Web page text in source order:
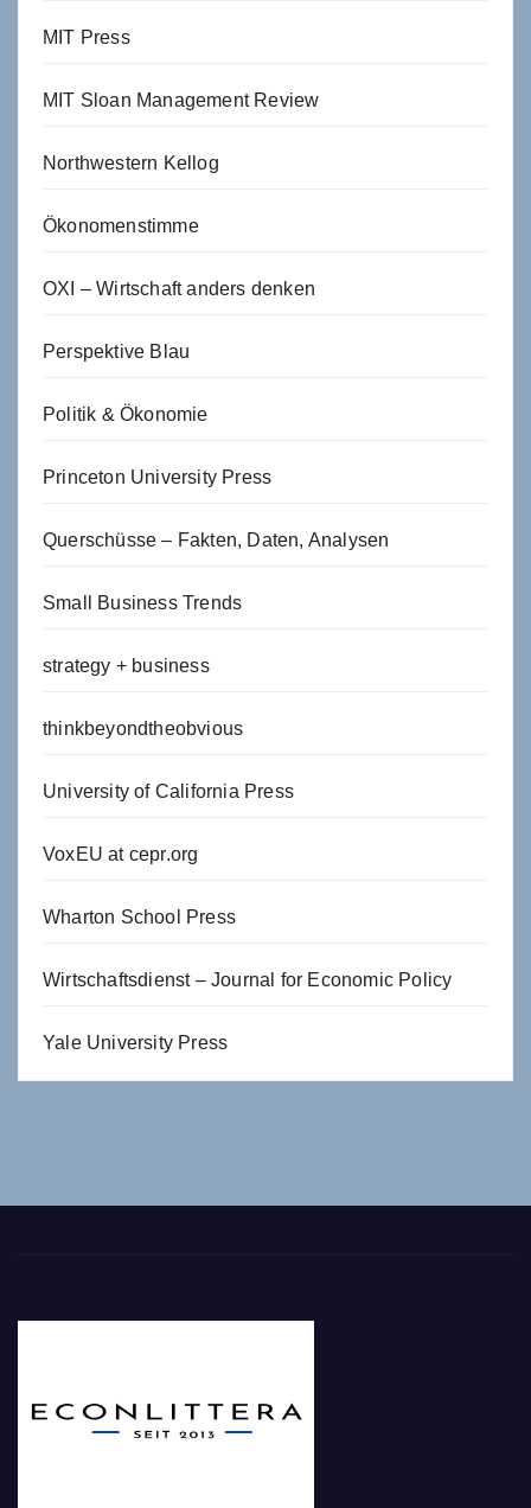
MIT Press
MIT Sloan Management Review
Northwestern Kellog
Ökonomenstimme
OXI – Wirtschaft anders denken
Perspektive Blau
Politik & Ökonomie
Princeton University Press
Querschüsse – Fakten, Daten, Analysen
Small Business Trends
strategy + business
thinkbeyondtheobvious
University of California Press
VoxEU at cepr.org
Wharton School Press
Wirtschaftsdienst – Journal for Economic Policy
Yale University Press